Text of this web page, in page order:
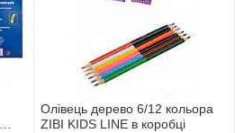
Олівець дерево 6/12 кольора
ZIBI KIDS LINE в коробці